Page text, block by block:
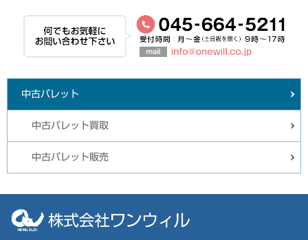
中古パレット
中古パレット買取
中古パレット販売